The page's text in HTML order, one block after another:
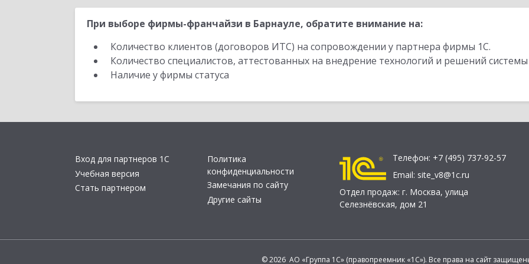
При выборе фирмы-франчайзи в Барнауле, обратите внимание на:
Количество клиентов (договоров ИТС) на сопровождении у партнера фирмы 1С.
Количество специалистов, аттестованных на внедрение технологий и решений
Наличие у фирмы статуса
Вход для партнеров 1С
Учебная версия
Стать партнером
Политика
конфиденциальности
Замечания по сайту
Другие сайты
Телефон: +7 (495) 737-92-57
Email: site_v8@1c.ru
Отдел продаж: г. Москва, улица
Селезнёвская, дом 21
© 2026 АО «Группа 1С» (правопреемник «1С»). Все права на сайт